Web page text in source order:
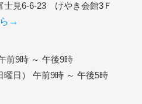
動サポートセンター
士見6-6-23 けやき会館3Ｆ